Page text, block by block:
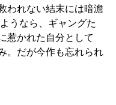
われない結末には暗澹
うなら、ギャングた
惹かれた自分として
。だが今作も忘れられ